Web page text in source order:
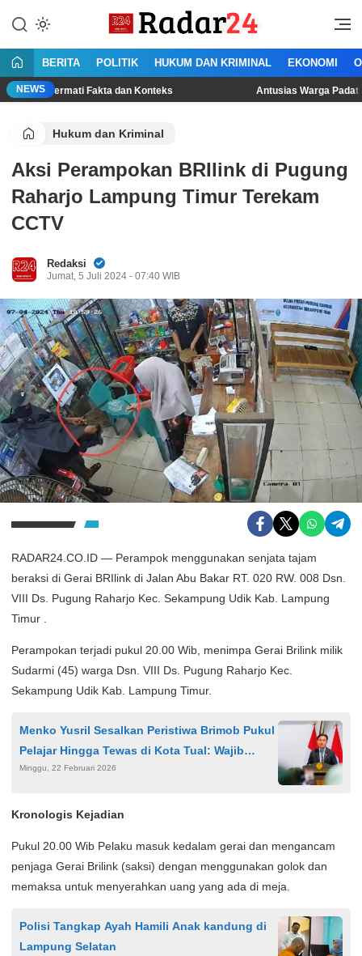
konten
Radar24.co.id
Jujur Lantang Bersuara
BERITA POLITIK HUKUM DAN KRIMINAL EKONOMI
NEWS
Fakta dan Konteks Antusias Warga Padati Lokasi
Hukum dan Kriminal
Aksi Perampokan BRIlink di Pugung
Raharjo Lampung Timur Terekam
CCTV
Redaksi
Jumat, 5 Juli 2024 - 07:40 WIB
RADAR24.CO.ID — Perampok menggunakan senjata tajam
beraksi di Gerai BRIlink di Jalan Abu Bakar RT. 020 RW. 008 Dsn.
VIII Ds. Pugung Raharjo Kec. Sekampung Udik Kab. Lampung
Timur .
Perampokan terjadi pukul 20.00 Wib, menimpa Gerai Brilink milik
Sudarmi (45) warga Dsn. VIII Ds. Pugung Raharjo Kec.
Sekampung Udik Kab. Lampung Timur.
Menko Yusril Sesalkan Peristiwa Brimob Pukul
Pelajar Hingga Tewas di Kota Tual: Wajib
Ditindak
Minggu, 22 Februari 2026
Kronologis Kejadian
Pukul 20.00 Wib Pelaku masuk kedalam gerai dan mengancam
penjaga Gerai Brilink (saksi) dengan menggunakan golok dan
memaksa untuk menyerahkan uang yang ada di meja.
Polisi Tangkap Ayah Hamili Anak kandung di
Lampung Selatan